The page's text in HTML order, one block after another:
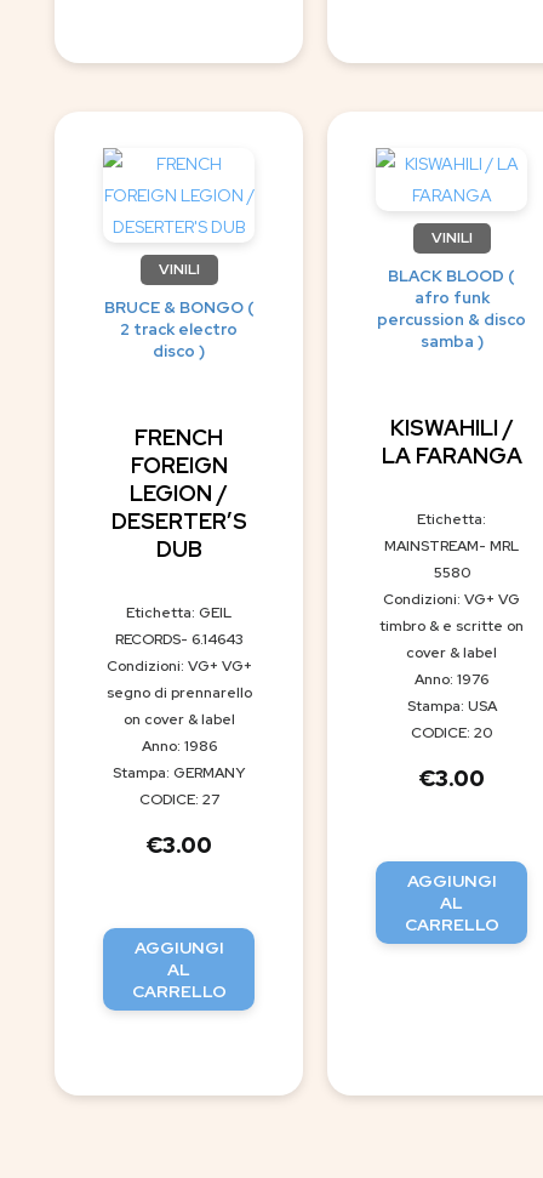
VINILI
BRUCE & BONGO (
2 track electro
disco )
FRENCH
FOREIGN
LEGION /
DESERTER’S
DUB
Etichetta: GEIL
RECORDS- 6.14643
Condizioni: VG+ VG+
segno di prennarello
on cover & label
Anno: 1986
Stampa: GERMANY
CODICE: 27
€3.00
AGGIUNGI
AL
CARRELLO
VINILI
BLACK BLOOD (
afro funk
percussion & disco
samba )
KISWAHILI /
LA FARANGA
Etichetta:
MAINSTREAM- MRL
5580
Condizioni: VG+ VG
timbro & e scritte on
cover & label
Anno: 1976
Stampa: USA
CODICE: 20
€3.00
AGGIUNGI
AL
CARRELLO